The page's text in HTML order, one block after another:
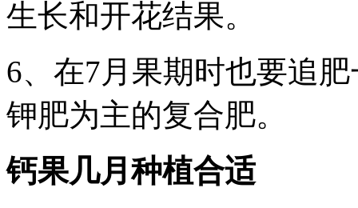
生长和开花结果。
6、在7月果期时也要追
钾肥为主的复合肥。
钙果几月种植合适